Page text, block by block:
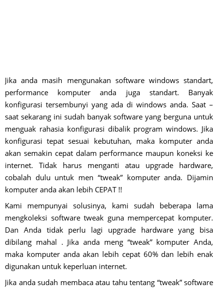
Jika anda masih mengunakan software windows standart,
performance komputer anda juga standart. Banyak
konfigurasi tersembunyi yang ada di windows anda. Saat –
saat sekarang ini sudah banyak software yang berguna untuk
menguak rahasia konfigurasi dibalik program windows. Jika
konfigurasi tepat sesuai kebutuhan, maka komputer anda
akan semakin cepat dalam performance maupun koneksi ke
internet. Tidak harus menganti atau upgrade hardware,
cobalah dulu untuk men “tweak” komputer anda. Dijamin
komputer anda akan lebih CEPAT !!
Kami mempunyai solusinya, kami sudah beberapa lama
mengkoleksi software tweak guna mempercepat komputer.
Dan Anda tidak perlu lagi upgrade hardware yang bisa
dibilang mahal . Jika anda meng “tweak” komputer Anda,
maka komputer anda akan lebih cepat 60% dan lebih enak
digunakan untuk keperluan internet.
Jika anda sudah membaca atau tahu tentang “tweak” software